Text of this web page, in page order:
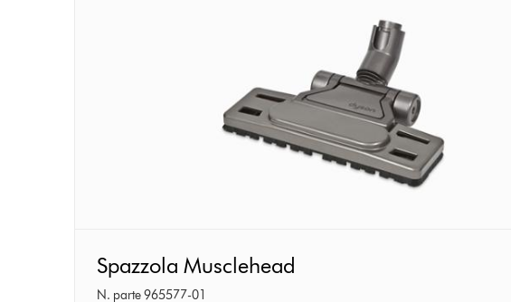
Musclehead
Spazzola Musclehead
N. parte 965577-01